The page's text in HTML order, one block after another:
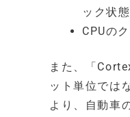
ック状
CPUの
また、「
ット単位では
より、自動車